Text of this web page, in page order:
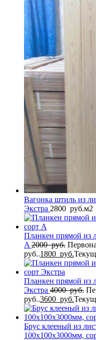
Вагонка штиль из
Экстра 2800 руб.м2
Планкен прямой из
A 2000руб.
руб..1800 руб.
Планкен прямой из
Экстра 4000руб.
руб..3600 руб.
Брус клееный из
100x100x3000мм,